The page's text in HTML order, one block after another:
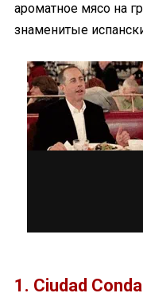
ароматное мясо на
знаменитые
1. Ciudad Condal